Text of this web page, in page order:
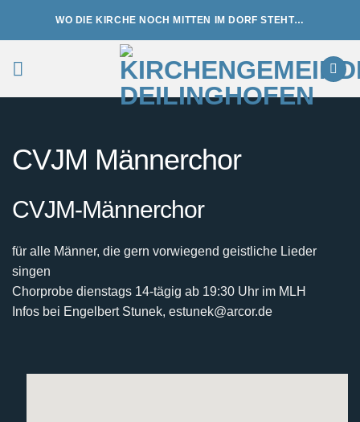
WO DIE KIRCHE NOCH MITTEN IM DORF STEHT…
CVJM Männerchor
CVJM-Männerchor
für alle Männer, die gern vorwiegend geistliche Lieder
singen
Chorprobe dienstags 14-tägig ab 19:30 Uhr im MLH
Infos bei Engelbert Stunek, estunek@arcor.de